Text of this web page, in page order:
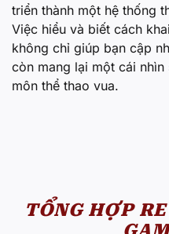
triển thành một hệ thống
Việc hiểu và biết cách
không chỉ giúp bạn cập
còn mang lại một cái
môn thể thao vua.
TỔNG HỢP